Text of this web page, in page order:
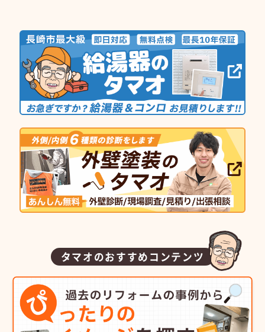
タマオのおすすめコンテンツ